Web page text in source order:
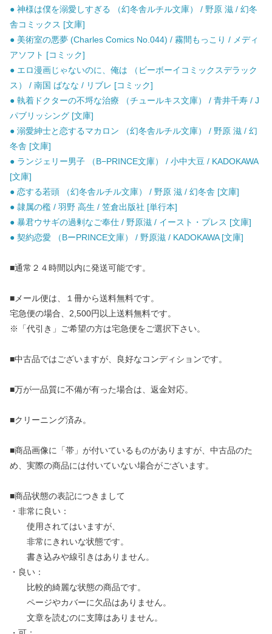
● 神様は僕を溺愛しすぎる （幻冬舎ルチル文庫） / 野原 滋 / 幻冬
舎コミックス [文庫]
● 美術室の悪夢 (Charles Comics No.044) / 霧間もっこり / メディ
アソフト [コミック]
● エロ漫画じゃないのに、俺は （ビーボーイコミックスデラック
ス） / 南国 ばなな / リブレ [コミック]
● 執着ドクターの不埒な治療 （チュールキス文庫） / 青井千寿 / J
パブリッシング [文庫]
● 溺愛紳士と恋するマカロン （幻冬舎ルチル文庫） / 野原 滋 / 幻
冬舎 [文庫]
● ランジェリー男子 （B−PRINCE文庫） / 小中大豆 / KADOKAWA
[文庫]
● 恋する若頭 （幻冬舎ルチル文庫） / 野原 滋 / 幻冬舎 [文庫]
● 隷属の檻 / 羽野 高生 / 笠倉出版社 [単行本]
● 暴君ウサギの過剰なご奉仕 / 野原滋 / イースト・プレス [文庫]
● 契約恋愛 （BーPRINCE文庫） / 野原滋 / KADOKAWA [文庫]
■通常２４時間以内に発送可能です。
■メール便は、１冊から送料無料です。
宅急便の場合、2,500円以上送料無料です。
※「代引き」ご希望の方は宅急便をご選択下さい。
■中古品ではございますが、良好なコンディションです。
■万が一品質に不備が有った場合は、返金対応。
■クリーニング済み。
■商品画像に「帯」が付いているものがありますが、中古品のた
め、実際の商品には付いていない場合がございます。
■商品状態の表記につきまして
・非常に良い：
使用されてはいますが、
非常にきれいな状態です。
書き込みや線引きはありません。
・良い：
比較的綺麗な状態の商品です。
ページやカバーに欠品はありません。
文章を読むのに支障はありません。